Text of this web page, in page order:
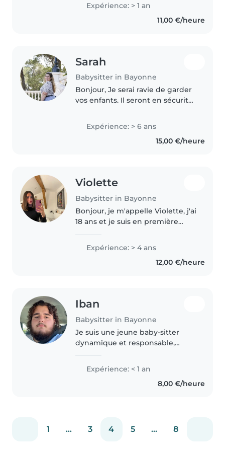
scolaire. J'ai suivi une formation
BAFA et je suis titulaire..
Expérience: > 1 an
11,00 €/heure
Sarah
Babysitter in Bayonne
Bonjour, Je serai ravie de garder
vos enfants. Il seront en sécurité
déjà chez eux. Je suis ponctuelle,
j'ai le permis et la voiture.
Expérience: > 6 ans
15,00 €/heure
Violette
Babysitter in Bayonne
Bonjour, je m'appelle Violette, j'ai
18 ans et je suis en première
d'enfants de tout âges depuis 4
ans et j'ai de l'expérience . Je suis
Expérience: > 4 ans
12,00 €/heure
Iban
Babysitter in Bayonne
Je suis une jeune baby-sitter
dynamique et responsable,
enfants en bas âge, en âge
d'aller à l'école ou adolescents.
Je suis très à l'aise avec les
Expérience: < 1 an
8,00 €/heure
1 ... 3 4 5 ... 8